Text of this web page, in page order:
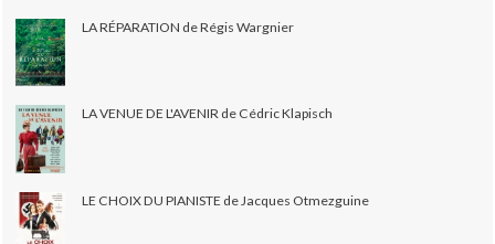
LA RÉPARATION de Régis Wargnier
LA VENUE DE L'AVENIR de Cédric Klapisch
LE CHOIX DU PIANISTE de Jacques Otmezguine